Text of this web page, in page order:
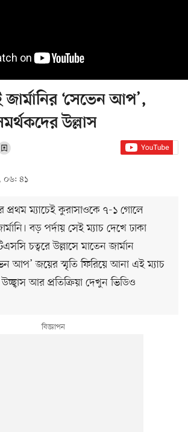
জার্মানির ‘সেভেন আপ’,
উল্লাস
০৬: ৪১
প্রথম ম্যাচেই কুরাসাওকে ৭-১ গোলে
বড় পর্দায় সেই ম্যাচ দেখে ঢাকা
চত্বরে উল্লাসে মাতেন জার্মান
আপ’ জয়ের স্মৃতি ফিরিয়ে আনা এই ম্যাচ
আর প্রতিক্রিয়া দেখুন ভিডিও